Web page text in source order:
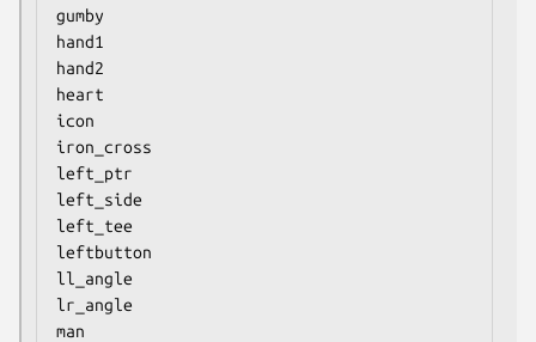
gumby
hand1
hand2
heart
icon
iron_cross
left_ptr
left_side
left_tee
leftbutton
ll_angle
lr_angle
man